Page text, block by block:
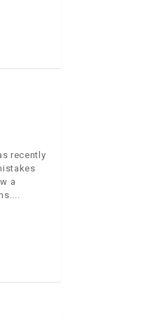
recently
a